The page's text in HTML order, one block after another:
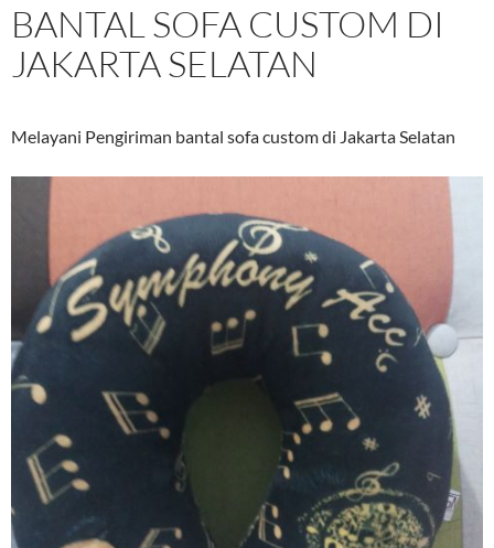
BANTAL SOFA CUSTOM DI
JAKARTA SELATAN
Melayani Pengiriman bantal sofa custom di Jakarta Selatan